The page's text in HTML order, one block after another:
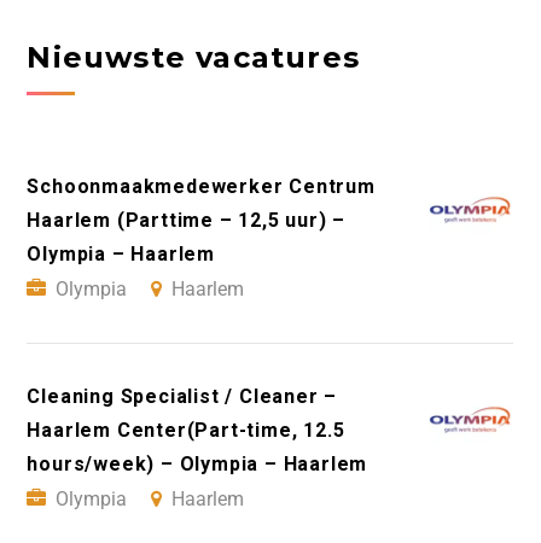
Nieuwste vacatures
Schoonmaakmedewerker Centrum
Haarlem (Parttime – 12,5 uur) –
Olympia – Haarlem
Olympia
Haarlem
Cleaning Specialist / Cleaner –
Haarlem Center(Part-time, 12.5
hours/week) – Olympia – Haarlem
Olympia
Haarlem